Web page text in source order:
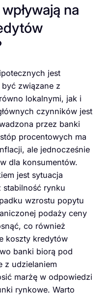
na
jest
związane z
lokalnymi, jak i
czynników jest
przez banki
procentowych ma
ale jednocześnie
dla konsumentów.
jest sytuacja
stabilność rynku
wzrostu popytu
podaży ceny
co również
koszty kredytów
banki biorą pod
z udzielaniem
marżę w odpowiedzi
rynkowe. Warto